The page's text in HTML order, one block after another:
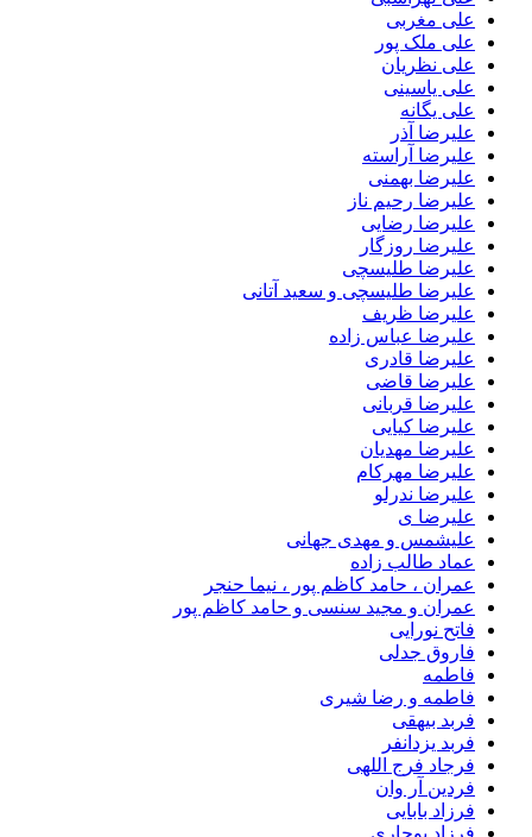
علی مغربی
علی ملک پور
علی نظریان
علی یاسینی
علی یگانه
علیرضا آذر
علیرضا آراسته
علیرضا بهمنی
علیرضا رحیم ناز
علیرضا رضایی
علیرضا روزگار
علیرضا طلیسچی
علیرضا طلیسچی و سعید آتانی
علیرضا ظریف
علیرضا عباس زاده
علیرضا قادری
علیرضا قاضی
علیرضا قربانی
علیرضا کیایی
علیرضا مهدیان
علیرضا مهرکام
علیرضا ندرلو
علیرضا ی
علیشمس و مهدی جهانی
عماد طالب زاده
عمران ، حامد کاظم پور ، نیما حنجر
عمران و مجید سنسی و حامد کاظم پور
فاتح نورایی
فاروق جدلی
فاطمه
فاطمه و رضا شیری
فربد بیهقی
فربد یزدانفر
فرجاد فرج اللهی
فردین آر وان
فرزاد بابایی
فرزاد بوجاری